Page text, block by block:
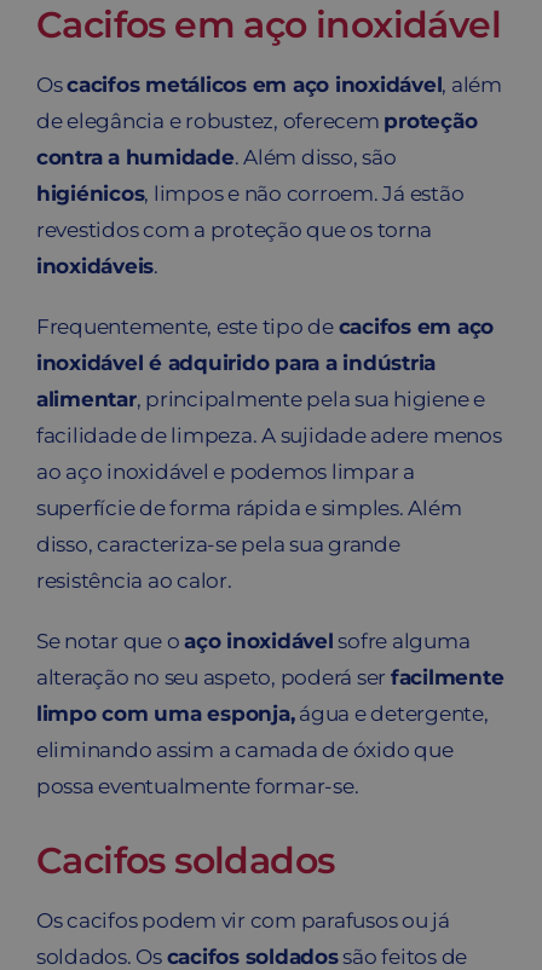
Cacifos em aço inoxidável
Oscacifos metálicos em aço inoxidável, além
de elegância e robustez, oferecem proteção
contra a humidade. Além disso, são
higiénicos, limpos e não corroem. Já estão
revestidos com a proteção que os torna
inoxidáveis.
Frequentemente, este tipo de cacifos em aço
inoxidável é adquirido para a indústria
alimentar, principalmente pela sua higiene e
facilidade de limpeza. A sujidade adere menos
ao aço inoxidável e podemos limpar a
superfície de forma rápida e simples. Além
disso, caracteriza-se pela sua grande
resistência ao calor.
Se notar que oaço inoxidável sofre alguma
alteração no seu aspeto, poderá ser facilmente
limpo com uma esponja,água e detergente,
eliminando assim a camada de óxido que
possa eventualmente formar-se.
Cacifos soldados
Os cacifos podem vir com parafusos ou já
soldados. Os cacifos soldadossão feitos de